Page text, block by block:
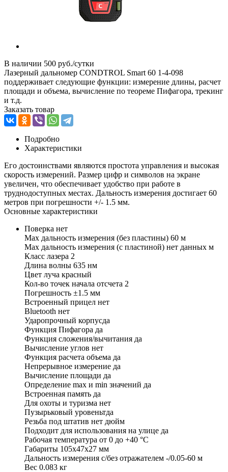
В наличии 500 руб./сутки
Лазерный дальномер CONDTROL Smart 60 1-4-098
поддерживает следующие функции: измерение длины, расчет
площади и объема, вычисление по теореме Пифагора, трекинг
и т.д.
Заказать товар
Подробно
Характеристики
Его достоинствами являются простота управления и высокая
скорость измерений. Размер цифр и символов на экране
увеличен, что обеспечивает удобство при работе в
труднодоступных местах. Дальность измерения достигает 60
метров при погрешности +/- 1.5 мм.
Основные характеристики
Поверка нет
Мах дальность измерения (без пластины) 60 м
Мах дальность измерения (с пластиной) нет данных м
Класс лазера 2
Длина волны 635 нм
Цвет луча красный
Кол-во точек начала отсчета 2
Погрешность ±1.5 мм
Встроенный прицел нет
Bluetooth нет
Ударопрочный корпусда
Функция Пифагора да
Функция сложения/вычитания да
Вычисление углов нет
Функция расчета объема да
Непрерывное измерение да
Вычисление площади да
Определение mах и min значений да
Встроенная память да
Для охоты и туризма нет
Пузырьковый уровеньтда
Резьба под штатив нет дюйм
Подходит для использования на улице да
Рабочая температура от 0 до +40 °С
Габариты 105x47x27 мм
Дальность измерения с/без отражателем -/0.05-60 м
Вес 0.083 кг